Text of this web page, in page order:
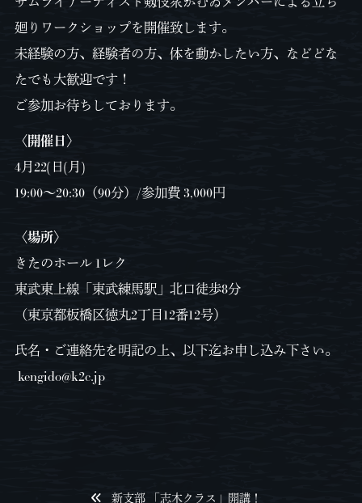
廻りワークショップを開催致します。
未経験の方、経験者の方、体を動かしたい方、などどな
たでも大歓迎です！
ご参加お待ちしております。
〈開催日〉
4月22(日(月)
19:00〜20:30（90分）/参加費 3,000円
〈場所〉
きたのホール 1レク
東武東上線「東武練馬駅」北口徒歩8分
（東京都板橋区徳丸2丁目12番12号）
氏名・ご連絡先を明記の上、以下迄お申し込み下さい。
kengido@k2c.jp
新支部 「志木クラス」開講！